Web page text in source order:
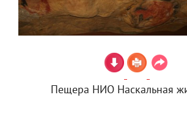
Пещера НИО Наскальная